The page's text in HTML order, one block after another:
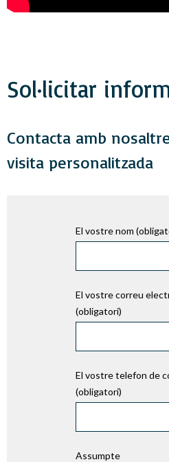
Sol·licitar
Contacta amb
visita personalitzada
El vostre nom
El vostre correu
(obligatori)
El vostre telefon de
(obligatori)
Assumpte